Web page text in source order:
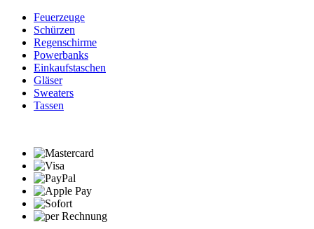
Feuerzeuge
Schürzen
Regenschirme
Powerbanks
Einkaufstaschen
Gläser
Sweaters
Tassen